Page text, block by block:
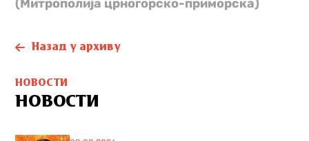
(Митрополија црногорско-приморска)
Назад у архиву
НОВОСТИ
НОВОСТИ